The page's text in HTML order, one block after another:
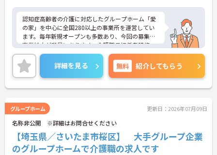
認知症高齢者の介護に対応したグループホーム「愛
の家」を中心に全国280以上の事業所を運営してい
ます。毎年新規オープンも多数あり、今回の募集は
事業拡大が背景にあります。介護職員初任者研修、
介護支援専門員、タクティールケアなどの資格取得
のサポートあり！現場を最大限サポートするため
に、教育・研修・採用を専門とする部署や、コンプ
ライアンスを推進する部署があり、グループ企業を
含めた柔軟かつ強固なバックアップがあります。ご
細をお話しいたしますのでお気軽にご相談くださ
い。
詳細を見る 無料 紹介してもらう
グループホーム 更新日：2026年07月09日
名称非公開 ※詳細はお問合せください
【埼玉県／さいたま市桜区】 大手グループ企業
のグループホームで介護職の求人です